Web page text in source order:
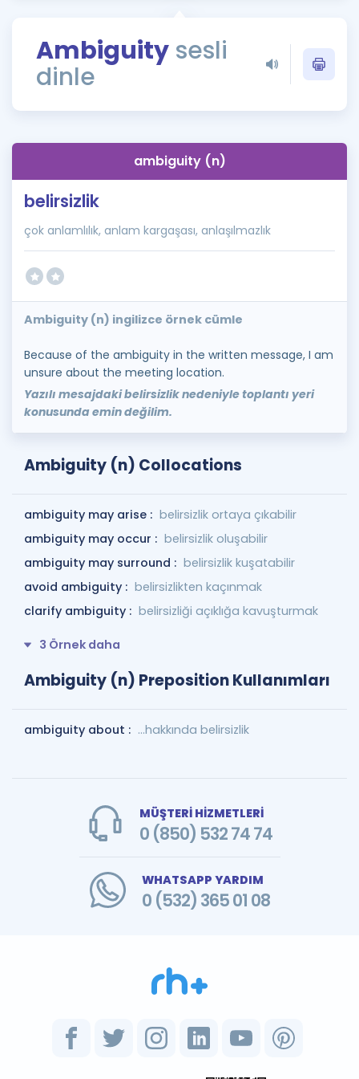
Rehberlik Aracı
ÖSYM Sınav Takvimi
İngilizce Gramer
Ambiguity sesli
dinle
ambiguity (n)
belirsizlik
çok anlamlılık, anlam kargaşası, anlaşılmazlık
Ambiguity (n) ingilizce örnek cümle
Because of the ambiguity in the written message, I am
unsure about the meeting location.
Yazılı mesajdaki belirsizlik nedeniyle toplantı yeri
konusunda emin değilim.
Ambiguity (n) Collocations
ambiguity may arise : belirsizlik ortaya çıkabilir
ambiguity may occur : belirsizlik oluşabilir
ambiguity may surround : belirsizlik kuşatabilir
avoid ambiguity : belirsizlikten kaçınmak
clarify ambiguity : belirsizliği açıklığa kavuşturmak
3 Örnek daha
Ambiguity (n) Preposition Kullanımları
ambiguity about : ...hakkında belirsizlik
MÜŞTERİ HİZMETLERİ
0 (850) 532 74 74
WHATSAPP YARDIM
0 (532) 365 01 08